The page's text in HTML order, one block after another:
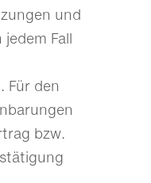
und
Fall
Für den
bzw.